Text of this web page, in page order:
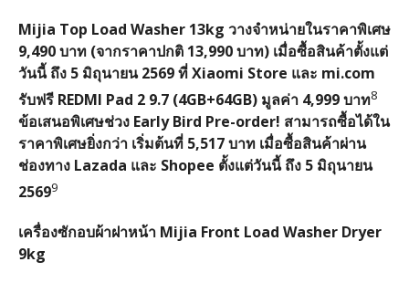
Mijia Top Load Washer 13kg วางจำหน่ายในราคาพิเศษ
9,490 บาท (จากราคาปกติ 13,990 บาท) เมื่อซื้อสินค้าตั้งแต่
วันนี้ ถึง 5 มิถุนายน 2569 ที่ Xiaomi Store และ mi.com
รับฟรี REDMI Pad 2 9.7 (4GB+64GB) มูลค่า 4,999 บาท8
ข้อเสนอพิเศษช่วง Early Bird Pre-order! สามารถซื้อได้ใน
ราคาพิเศษยิ่งกว่า เริ่มต้นที่ 5,517 บาท เมื่อซื้อสินค้าผ่าน
ช่องทาง Lazada และ Shopee ตั้งแต่วันนี้ ถึง 5 มิถุนายน
25699
เครื่องซักอบผ้าฝาหน้า Mijia Front Load Washer Dryer
9kg